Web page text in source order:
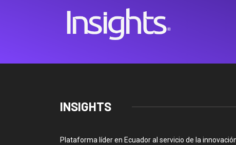
INSIGHTS
Plataforma líder en Ecuador al servicio de la